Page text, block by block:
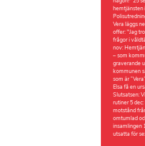
hemtjänsten
Vera läggs
offer: "Jag
frågor i
nov:
– som
graverande
kommunen
som är
Elsa få en
Slutsatsen:
rutiner 5
motstånd
omtumlad
insamlingen
utsatta för